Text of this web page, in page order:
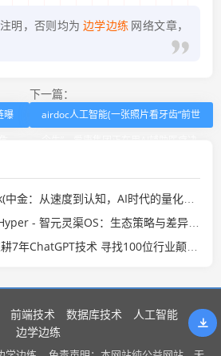
明，否则均为 边学边练 网络文章，
曝
下一篇：
airdoc人工智能(一张照片看牙齿“前世
：从速度到认知，AI时代的量化新生态)
- 智元灵渠OS：生态策略与差异路径)
年ChatGPT技术 寻找100位行业颠覆者)
前端技术 数据库技术
人工智能
边学边练